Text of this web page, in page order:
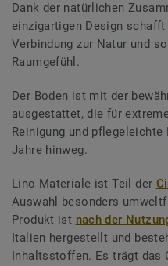
Dank der natürlichen
einzigartigen Design
Verbindung zur Natur und
Raumgefühl.
Der Boden ist mit der
ausgestattet, die für
Reinigung und
Jahre hinweg.
Lino Materiale ist Teil der
Auswahl besonders
Produkt ist nach der
Italien hergestellt und
Inhaltsstoffen. Es trägt das